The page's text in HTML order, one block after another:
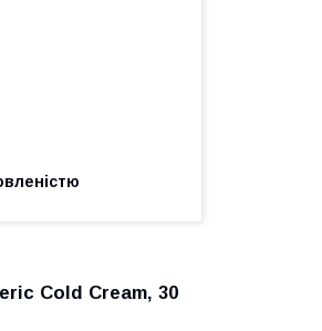
Cold Cream, 30